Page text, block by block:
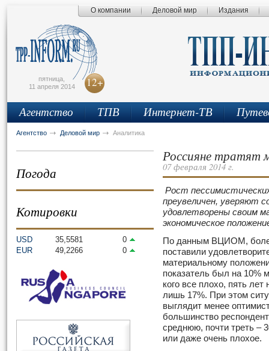
О компании Деловой мир Издания
пятница,
11 апреля 2014
12+
Агентство ТПВ Интернет-ТВ
Агентство Деловой мир Аналитика
Погода
Котировки
USD 35,5581
0
EUR
49,2266 0
Россияне тратят
07 февраля 2014 г.
Рост
преувеличен, уверяют
удовлетворены своим
экономическое
По данным ВЦИОМ,
поставили
материальному
показатель был на 10%
кого все плохо, пять
лишь 17%. При этом
выглядит менее
большинство
среднюю, почти треть –
или даже очень плохое.